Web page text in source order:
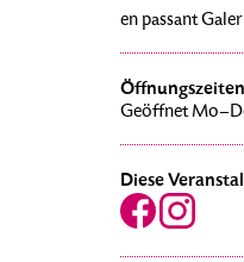
en passant
Geöffnet
Diese